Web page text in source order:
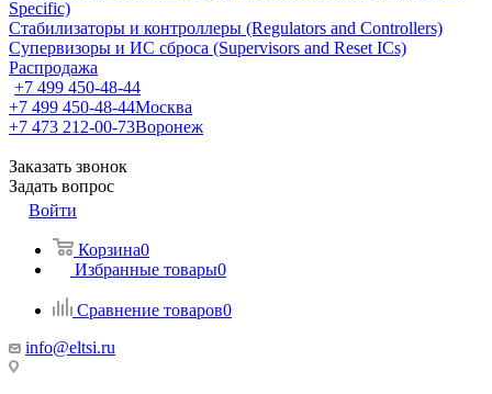
Specific)
Стабилизаторы и контроллеры (Regulators and Controllers)
Супервизоры и ИС сброса (Supervisors and Reset ICs)
Распродажа
+7 499 450-48-44
+7 499 450-48-44Москва
+7 473 212-00-73Воронеж
Заказать звонок
Задать вопрос
Войти
Корзина0
Избранные товары0
Сравнение товаров0
info@eltsi.ru